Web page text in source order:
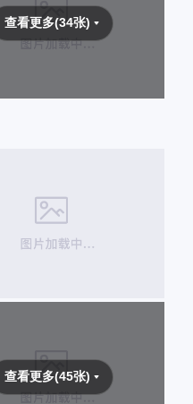
查看更多(34张)
查看更多(45张)